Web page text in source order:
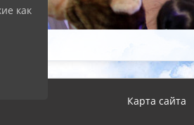
Карта сайта
как